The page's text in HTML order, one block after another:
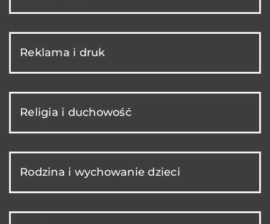
Reklama i druk
Religia i duchowość
Rodzina i wychowanie dzieci